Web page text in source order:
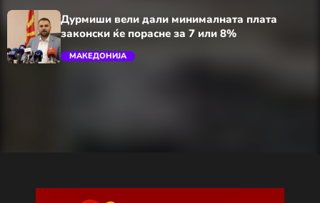
trending_flat
Дурмиши вели дали минималната плата
законски ќе порасне за 7 или 8%
МАКЕДОНИЈА